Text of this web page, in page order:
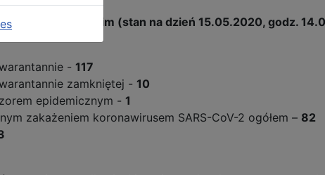
skarżyskim (stan na dzień 15.05.2020, godz.
- 117
zamkniętej - 10
epidemicznym - 1
zakażeniem koronawirusem SARS-CoV-2 ogółem – 82